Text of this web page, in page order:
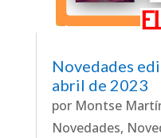
Novedades
abril de 2023
por Montse
Novedades,